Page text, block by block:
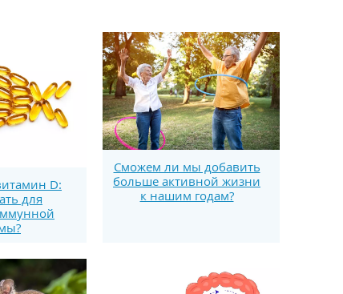
D:
для
Сможем ли мы добавить
больше активной жизни
к нашим годам?